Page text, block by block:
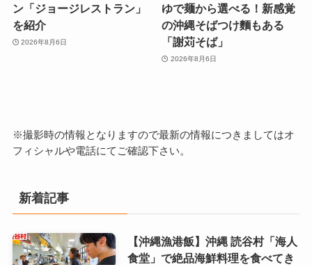
ン「ジョージレストラン」
を紹介
2026年8月6日
ゆで麺から選べる！新感覚
の沖縄そばつけ麵もある
「謝苅そば」
2026年8月6日
※撮影時の情報となりますので最新の情報につきましてはオ
フィシャルや電話にてご確認下さい。
新着記事
【沖縄漁港飯】沖縄 読谷村「海人
食堂」で絶品海鮮料理を食べてき